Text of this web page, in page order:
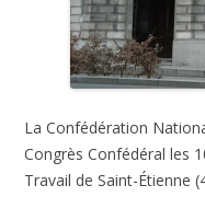
La Confédération
Congrès Confédéral les
Travail de Saint-Étienne